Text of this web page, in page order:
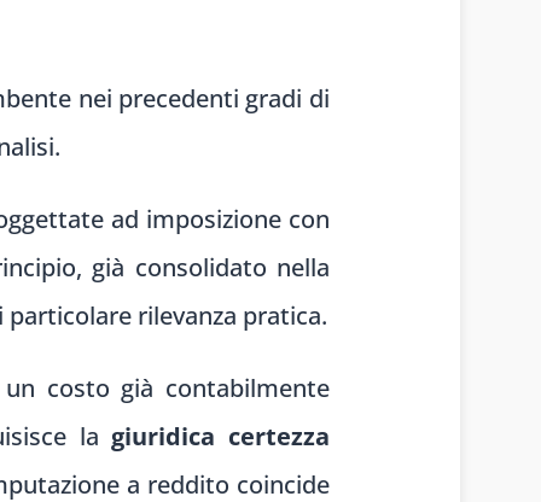
nei precedenti gradi di
ad imposizione con
già consolidato nella
rilevanza pratica.
costo già contabilmente
la giuridica certezza
a reddito coincide